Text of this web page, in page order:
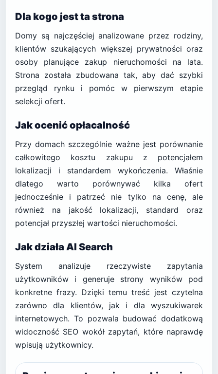
Dla kogo jest ta strona
Domy są najczęściej analizowane przez rodziny,
klientów szukających większej prywatności oraz
osoby planujące zakup nieruchomości na lata.
Strona została zbudowana tak, aby dać szybki
przegląd rynku i pomóc w pierwszym etapie
selekcji ofert.
Jak ocenić opłacalność
Przy domach szczególnie ważne jest porównanie
całkowitego kosztu zakupu z potencjałem
lokalizacji i standardem wykończenia. Właśnie
dlatego warto porównywać kilka ofert
jednocześnie i patrzeć nie tylko na cenę, ale
również na jakość lokalizacji, standard oraz
potencjał przyszłej wartości nieruchomości.
Jak działa AI Search
System analizuje rzeczywiste zapytania
użytkowników i generuje strony wyników pod
konkretne frazy. Dzięki temu treść jest czytelna
zarówno dla klientów, jak i dla wyszukiwarek
internetowych. To pozwala budować dodatkową
widoczność SEO wokół zapytań, które naprawdę
wpisują użytkownicy.